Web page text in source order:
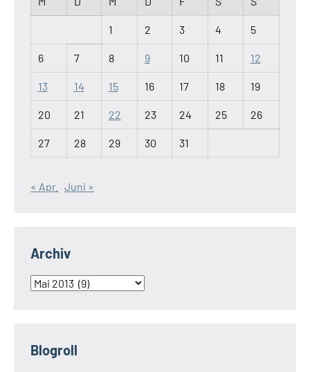
1 2 3 4 5
6 7 8 9 10 11 12
13 14 15 16 17 18 19
20 21 22 23 24 25 26
27 28 29 30 31
« Apr. Juni »
Archiv
Archiv
Blogroll